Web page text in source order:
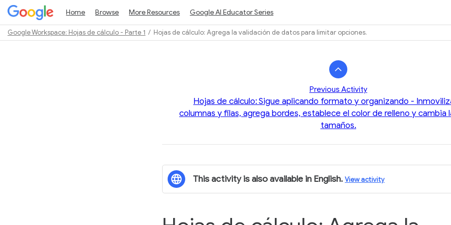
Home Browse More Resources Google AI Educator Series
Google Workspace: Hojas de cálculo - Parte 1 Hojas de cálculo: Agrega la validación de datos para limitar opciones.
Previous Activity
Hojas de cálculo: Sigue aplicando formato y organizando -
columnas y filas, agrega bordes, establece el color de relleno y cambia
tamaños.
This activity is also available in English. View activity